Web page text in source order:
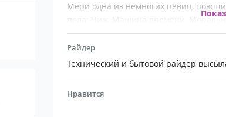
Мери одна из немногих певиц,
пола: Чиж, Машина времени,
Райдер
Технический и бытовой райдер
Нравится